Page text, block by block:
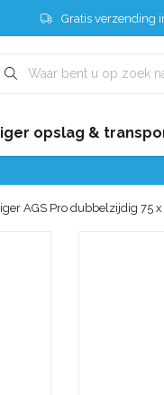
Gratis verzending
opslag &
AGS Pro dubbelzijdig 75